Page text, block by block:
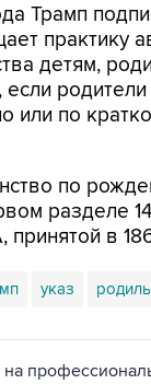
Трамп
практику
детям,
родители
или по
по
разделе
в
указ
на